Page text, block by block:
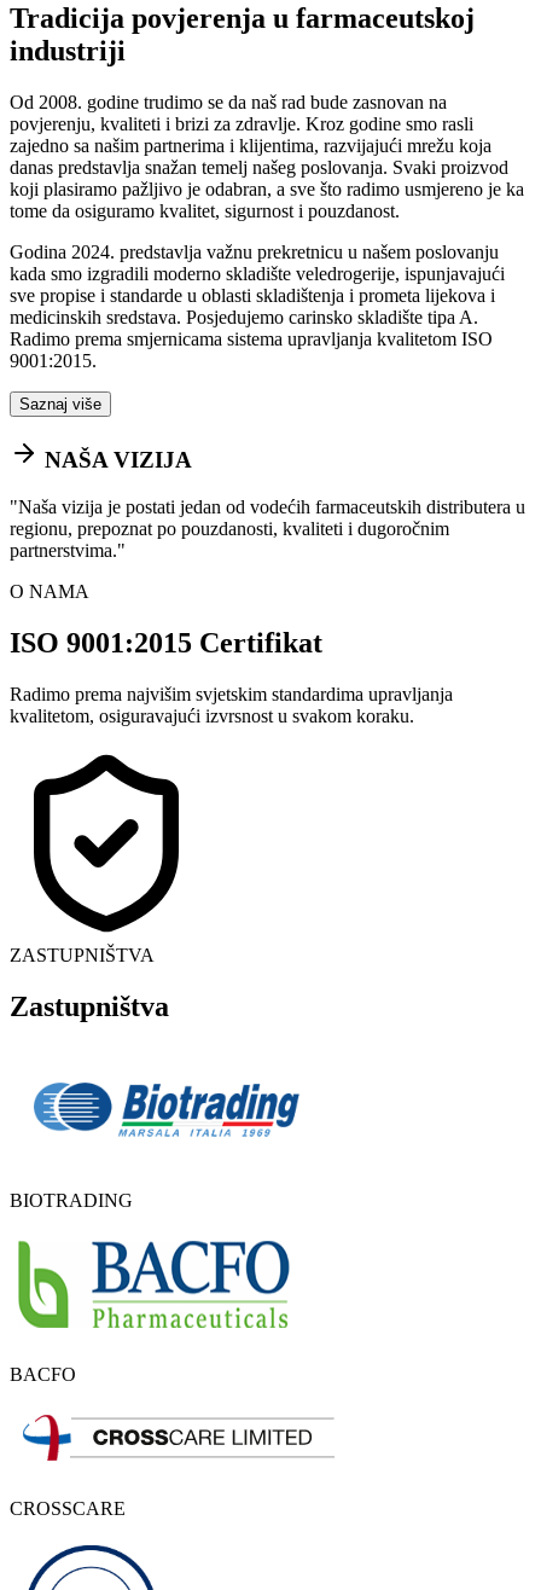
Tradicija povjerenja u farmaceutskoj
industriji
Od 2008. godine trudimo se da naš rad bude zasnovan na
povjerenju, kvaliteti i brizi za zdravlje. Kroz godine smo rasli
zajedno sa našim partnerima i klijentima, razvijajući mrežu koja
danas predstavlja snažan temelj našeg poslovanja. Svaki proizvod
koji plasiramo pažljivo je odabran, a sve što radimo usmjereno je ka
tome da osiguramo kvalitet, sigurnost i pouzdanost.
Godina 2024. predstavlja važnu prekretnicu u našem poslovanju
kada smo izgradili moderno skladište veledrogerije, ispunjavajući
sve propise i standarde u oblasti skladištenja i prometa lijekova i
medicinskih sredstava. Posjedujemo carinsko skladište tipa A.
Radimo prema smjernicama sistema upravljanja kvalitetom ISO
9001:2015.
Saznaj više
NAŠA VIZIJA
"Naša vizija je postati jedan od vodećih farmaceutskih distributera u
regionu, prepoznat po pouzdanosti, kvaliteti i dugoročnim
partnerstvima."
O NAMA
ISO 9001:2015 Certifikat
Radimo prema najvišim svjetskim standardima upravljanja
kvalitetom, osiguravajući izvrsnost u svakom koraku.
ZASTUPNIŠTVA
Zastupništva
BIOTRADING
BACFO
CROSSCARE